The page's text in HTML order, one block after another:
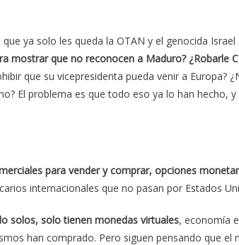
ya solo les queda la OTAN y el genocida
mostrar que no reconocen a Maduro? ¿Robarle
que su vicepresidenta pueda venir a Europa?
El problema es que todo eso ya lo han hecho,
para vender y comprar, opciones
internacionales que no pasan por Estados
solos, solo tienen monedas virtuales, economía
han comprado. Pero siguen pensando que el